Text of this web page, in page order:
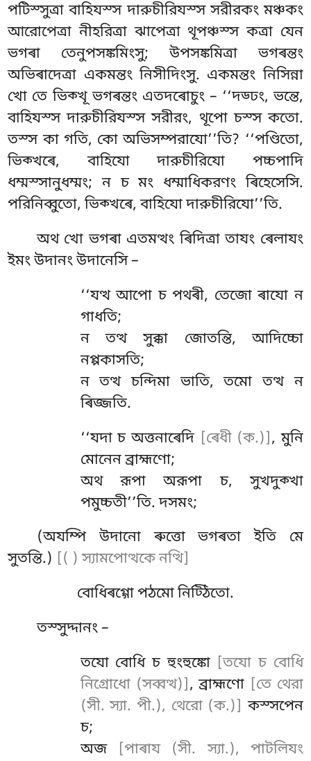
পটিস্সুত্ৰা বাহিযস্স দারুচীরিযস্স সরীরকং মঞ্চকং
আরোপেত্ৰা নীহরিত্ৰা ঝাপেত্ৰা থূপঞ্চস্স কত্ৰা যেন
ভগৰা তেনুপসঙ্কমিংসু; উপসঙ্কমিত্ৰা ভগৰন্তং
অভিৰাদেত্ৰা একমন্তং নিসীদিংসু. একমন্তং নিসিন্না
খো তে ভিক্খূ ভগৰন্তং এতদৰোচুং – ‘‘দড্ঢং, ভন্তে,
বাহিযস্স দারুচীরিযস্স সরীরং, থূপো চস্সকতো.
তস্স কা গতি, কো অভিসম্পরাযো’’তি? ‘‘পণ্ডিতো,
ভিক্খৰে, বাহিযো দারুচীরিযো পচ্চপাদি
ধম্মস্সানুধম্মং; ন চ মং ধম্মাধিকরণংৰিহেসেসি.
পরিনিব্বুতো, ভিক্খৰে, বাহিযো দারুচীরিযো’’তি.
অথ খো ভগৰা এতমত্থং ৰিদিত্ৰা তাযং ৰেলাযং
ইমং উদানং উদানেসি –
‘‘যত্থ আপো চ পথৰী, তেজো ৰাযো ন
গাধতি;
ন তত্থ সুক্কা জোতন্তি, আদিচ্চো
নপ্পকাসতি;
ন তত্থ চন্দিমা ভাতি, তমো তত্থ ন
ৰিজ্জতি.
‘‘যদাচ অত্তনাৰেদি [ৰেধী (ক.)] , মুনি
মোনেন ব্রাহ্মণো;
অথ রূপা অরূপা চ, সুখদুক্খা
পমুচ্চতী’’তি. দসমং;
(অযম্পি উদানো ৰুত্তো ভগৰতা ইতি মে
সুতন্তি.) [( ) স্যামপোত্থকে নত্থি]
বোধিৰগ্গো পঠমো নিট্ঠিতো.
তস্সুদ্দানং–
তযো বোধি চ হুংহুঙ্কো [তযো চ বোধি
নিগ্রোধো (সব্বত্থ)] , ব্রাহ্মণো [তে থেরা
(সী. স্যা. পী.), থেরো (ক.)] কস্সপেন
চ;
অজ
[পাৰায (সী. স্যা.), পাটলিযং